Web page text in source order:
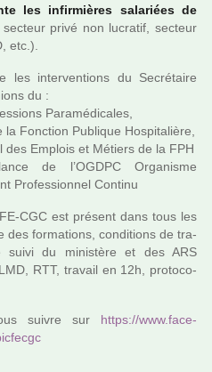
les infir­miè­res sala­riées de
sec­teur privé non lucra­tif, sec­teur
etc.).
les inter­ven­tions du Secrétaire
du :
Paramédicales,
Fonction Publique Hospitalière,
Emplois et Métiers de la FPH
de l’OGDPC Organisme
Professionnel Continu
CGC est pré­sent dans tous les
des for­ma­tions, condi­tions de tra­
suivi du minis­tère et des ARS
RTT, tra­vail en 12h, pro­to­co­
suivre sur https://www.face­